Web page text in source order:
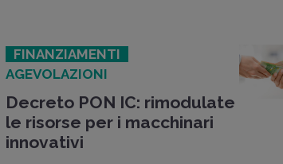
FINANZIAMENTI
AGEVOLAZIONI
Decreto PON IC: rimodulate
le risorse per i macchinari
innovativi